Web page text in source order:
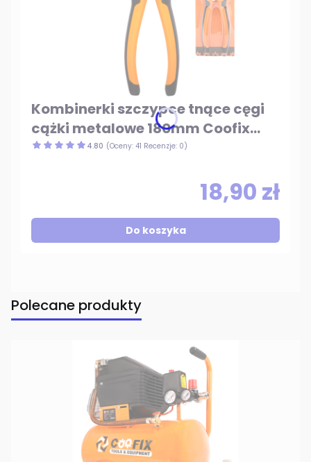
Kombinerki szczypce tnące cęgi
cążki metalowe 180mm Coofix
CFH-A01041-7
4.80 (Oceny: 41 Recenzje: 0)
18,90 zł
Do koszyka
Polecane produkty